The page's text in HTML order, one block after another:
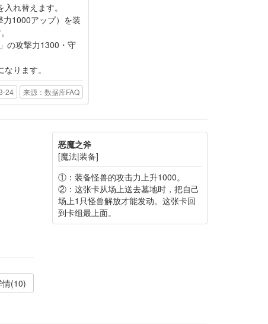
れ替えます。
力1000アップ）を装
」の攻撃力1300・守
ります。
24 来源：数据库FAQ
情(10)
恶魔之斧
[魔法|装备]
①：装备怪兽的攻击力上升1000。
②：这张卡从场上送去墓地时，把自己
场上1只怪兽解放才能发动。这张卡回
到卡组最上面。